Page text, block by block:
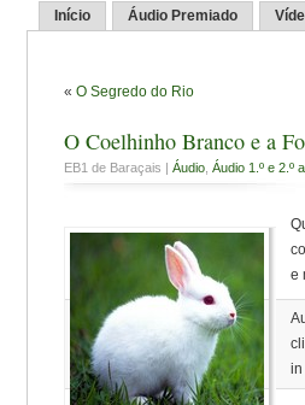
Início Áudio Premiado
« O Segredo do Rio
O Coelhinho Branco e a
EB1 de Baraçais | Áudio Áudio 1.º e 2.º
e
in